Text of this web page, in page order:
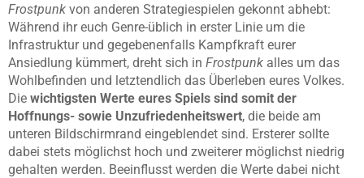
Frostpunk von anderen Strategiespielen gekonnt abhebt:
Während ihr euch Genre-üblich in erster Linie um die
Infrastruktur und gegebenenfalls Kampfkraft eurer
Ansiedlung kümmert, dreht sich in Frostpunk alles um das
Wohlbefinden und letztendlich das Überleben eures Volkes.
Die wichtigsten Werte eures Spiels sind somit der
Hoffnungs- sowie Unzufriedenheitswert, die beide am
unteren Bildschirmrand eingeblendet sind. Ersterer sollte
dabei stets möglichst hoch und zweiterer möglichst niedrig
gehalten werden. Beeinflusst werden die Werte dabei nicht